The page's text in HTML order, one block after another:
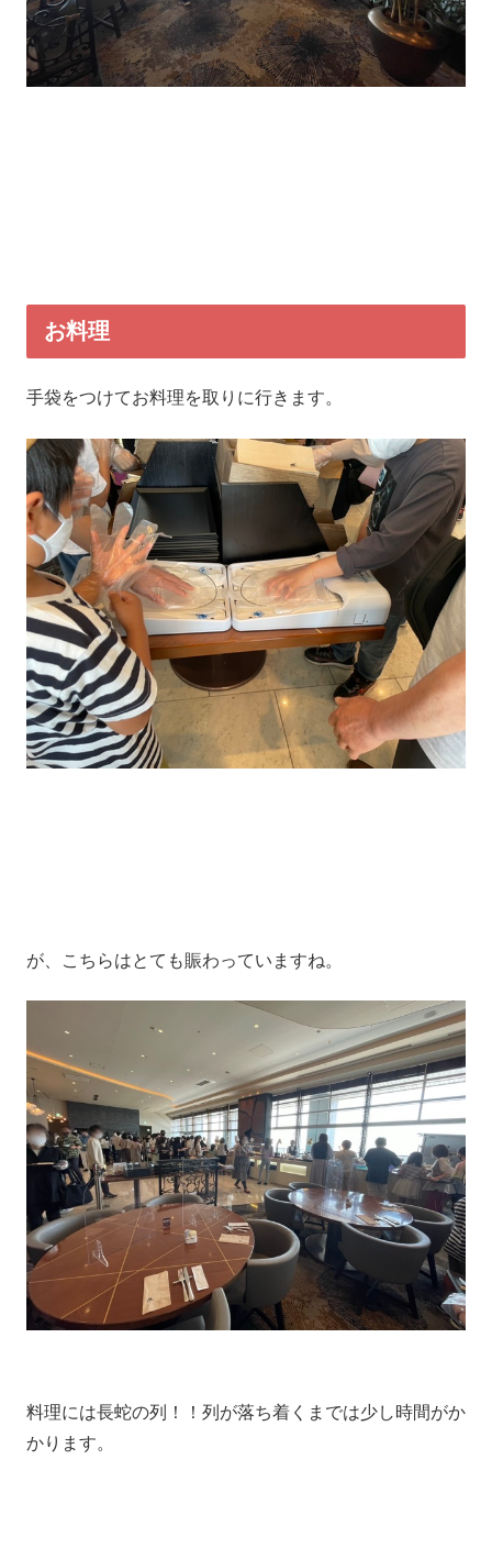
お料理
手袋をつけてお料理を取りに行きます。
が、こちらはとても賑わっていますね。
料理には長蛇の列！！列が落ち着くまでは少し時間がか
かります。